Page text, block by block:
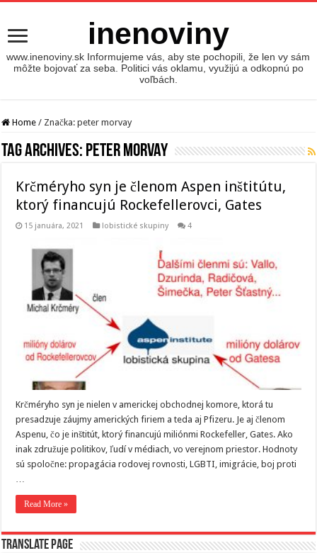
inenoviny
www.inenoviny.sk Informujeme vás, aby ste pochopili, že len vy sám
môžte bojovať za seba. Politici vás oklamu, využijú a odkopnú po
voľbách.
Home / Značka:peter morvay
Tag Archives: peter morvay
Krčméryho syn je členom Aspen inštitútu,
ktorý financujú Rockefellerovci, Gates
15 januára, 2021 lobistické skupiny 4
Krčméryho syn je nielen v americkej obchodnej komore, ktorá tu
presadzuje záujmy amerických firiem a teda aj Pfizeru. Je aj členom
Aspenu, čo je inštitút, ktorý financujú miliónmi Rockefeller, Gates. Ako
inak združuje politikov, ľudí v médiach, vo verejnom priestor. Hodnoty
sú spoločne: propagácia rodovej rovnosti, LGBTI, imigrácie, boj proti
Read More »
Translate page